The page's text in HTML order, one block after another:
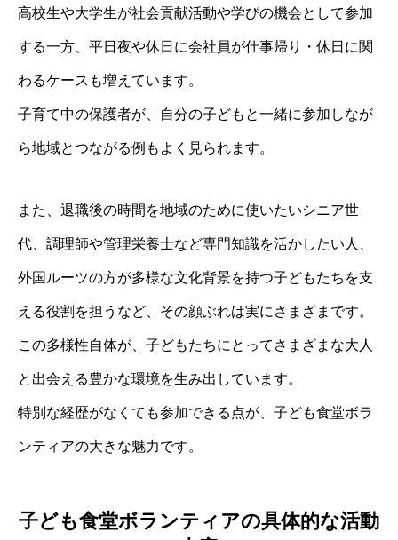
高校生や大学生が社会貢献活動や学びの機会として参加
する一方、平日夜や休日に会社員が仕事帰り・休日に関
わるケースも増えています。
子育て中の保護者が、自分の子どもと一緒に参加しなが
ら地域とつながる例もよく見られます。
また、退職後の時間を地域のために使いたいシニア世
代、調理師や管理栄養士など専門知識を活かしたい人、
外国ルーツの方が多様な文化背景を持つ子どもたちを支
える役割を担うなど、その顔ぶれは実にさまざまです。
この多様性自体が、子どもたちにとってさまざまな大人
と出会える豊かな環境を生み出しています。
特別な経歴がなくても参加できる点が、子ども食堂ボラ
ンティアの大きな魅力です。
子ども食堂ボランティアの具体的な活動